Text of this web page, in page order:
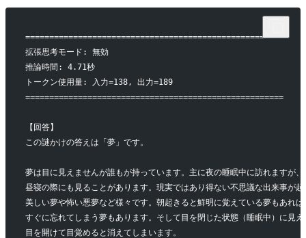
======================================================
拡張思考モード: 無効
推論時間: 4.71秒
トークン使用量: 入力=138, 出力=189
======================================================
【回答】
この謎かけの答えは「夢」です。
夢は目に見えませんが誰もが持っています。主に夜の睡眠中に訪れますが、
昼寝の際にも見ることがあります。現実ではあり得ない不思議な出来事が起
美しい夢や怖い悪夢など様々です。朝起きると鮮明に覚えている夢もあれば
すぐに忘れてしまう夢もあります。そして目を閉じた状態（睡眠中）に見
目を開けて目覚めると消えてしまいます。